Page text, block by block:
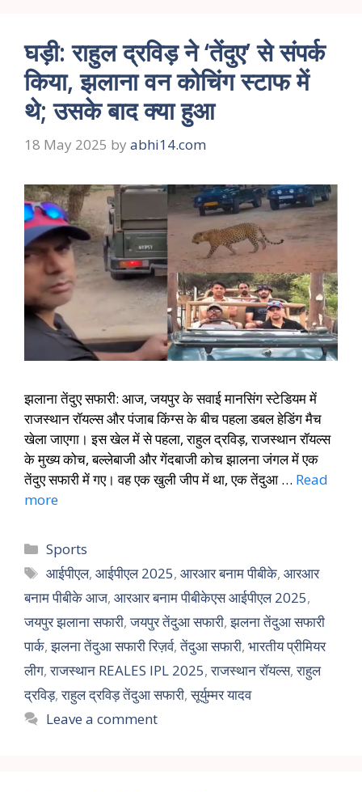
घड़ी: राहुल द्रविड़ ने ‘तेंदुए’ से संपर्क
किया, झलाना वन कोचिंग स्टाफ में
थे; उसके बाद क्या हुआ
18 May 2025 by abhi14.com
झलाना तेंदुए सफारी: आज, जयपुर के सवाई मानसिंग स्टेडियम में
राजस्थान रॉयल्स और पंजाब किंग्स के बीच पहला डबल हेडिंग मैच
खेला जाएगा। इस खेल में से पहला, राहुल द्रविड़, राजस्थान रॉयल्स
के मुख्य कोच, बल्लेबाजी और गेंदबाजी कोच झालना जंगल में एक
तेंदुए सफारी में गए। वह एक खुली जीप में था, एक तेंदुआ … Read
more
Sports
आईपीएल,आईपीएल 2025,आरआर बनाम पीबीके,आरआर
बनाम पीबीके आज, आरआर बनाम पीबीकेएस आईपीएल 2025,
जयपुर झलाना सफारी,जयपुर तेंदुआ सफारी,झलना तेंदुआ सफारी
पार्क,झलना तेंदुआ सफारी रिज़र्व,तेंदुआ सफारी, भारतीय प्रीमियर
लीग,राजस्थान REALES IPL 2025,राजस्थान रॉयल्स,राहुल
द्रविड़,राहुल द्रविड़ तेंदुआ सफारी,सूर्युम्मर यादव
Leave a comment